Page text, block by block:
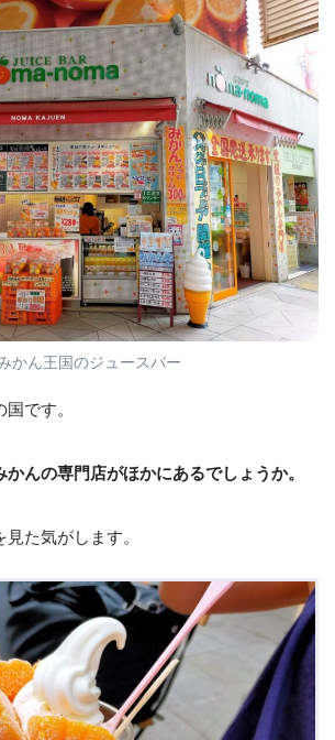
かん王国のジュースバー
です。
んの専門店がほかにあるでしょうか。
た気がします。